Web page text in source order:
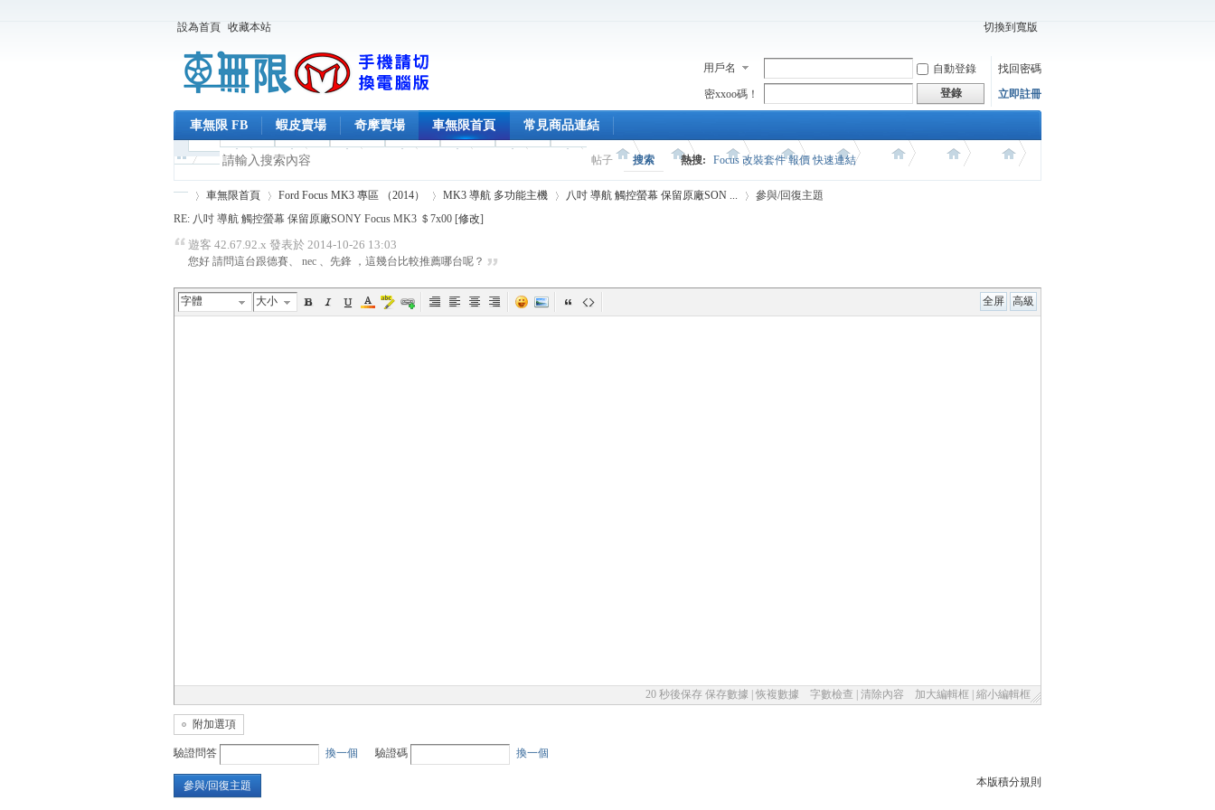
設為首頁 收藏本站 切換到寬版
用戶名 自動登錄
找回密碼
密xxoo碼！
登錄 立即註冊
車無限 FB 蝦皮賣場 奇摩賣場 車無限首頁 常見商品連結
帖子 搜索 熱搜: Focus 改裝套件 報價 快速連結
車無限首頁 Ford Focus MK3 專區 （2014） MK3 導航 多功能主機 八吋 導航 觸控螢幕 保留原廠SON ...
參與/回復主題
RE: 八吋 導航 觸控螢幕 保留原廠SONY Focus MK3 ＄7x00 [修改]
遊客 42.67.92.x 發表於 2014-10-26 13:03
您好 請問這台跟德賽、 nec 、先鋒 ，這幾台比較推薦哪台呢？
全屏 高級
字體 大小
20 秒後保存 保存數據 恢複數據 字數檢查 清除內容 加大編輯框 縮小編輯框
附加選項
驗證問答 換一個 驗證碼 換一個
本版積分規則
參與/回復主題